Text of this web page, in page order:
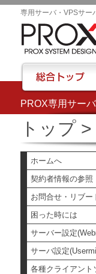
PROX専用サー
専用サーバ・VPSサー
トップ>
ホームへ
契約者情報の参照
お問合せ・リブー
困った時には
サーバー設定
サーバ設定
各種クライアント
総合トップ